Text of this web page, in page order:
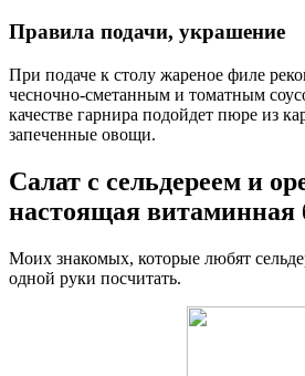
Правила подачи, украшение
При подаче к столу жареное филе
чесночно-сметанным и томатным
качестве гарнира подойдет пюре из
запеченные овощи.
Салат с сельдереем и
настоящая витаминная
Моих знакомых, которые любят
одной руки посчитать.